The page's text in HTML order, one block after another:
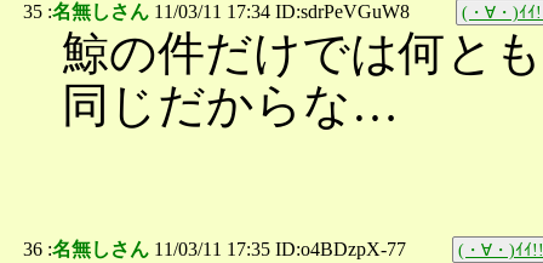
35 :名無しさん 11/03/11 17:34 ID:sdrPeVGuW8 (・∀・)ｲｲ
鯨の件だけでは何と
同じだからな…
36 :名無しさん 11/03/11 17:35 ID:o4BDzpX-77 (・∀・)ｲｲ!!